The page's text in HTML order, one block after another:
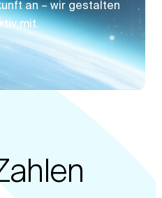
an – wir gestalten
mit.